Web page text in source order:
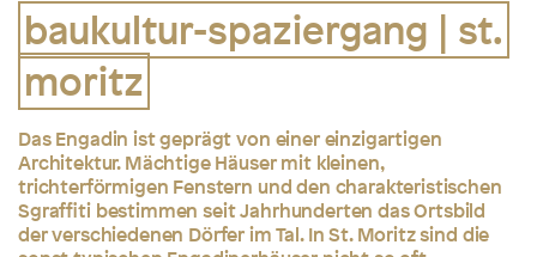
baukultur-spaziergang | st.
moritz
Das Engadin ist geprägt von einer einzigartigen
Architektur. Mächtige Häuser mit kleinen,
trichterförmigen Fenstern und den charakteristischen
Sgraffiti bestimmen seit Jahrhunderten das Ortsbild
der verschiedenen Dörfer im Tal. In St. Moritz sind die